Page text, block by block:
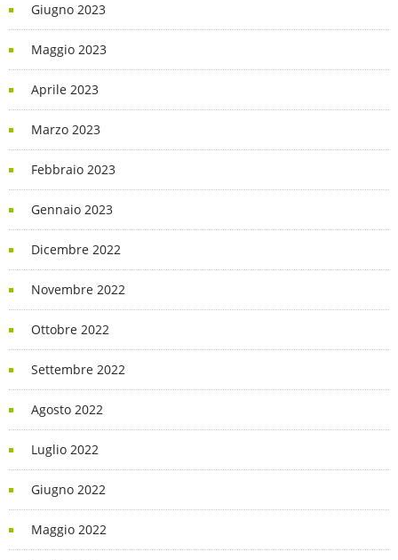
Giugno 2023
Maggio 2023
Aprile 2023
Marzo 2023
Febbraio 2023
Gennaio 2023
Dicembre 2022
Novembre 2022
Ottobre 2022
Settembre 2022
Agosto 2022
Luglio 2022
Giugno 2022
Maggio 2022